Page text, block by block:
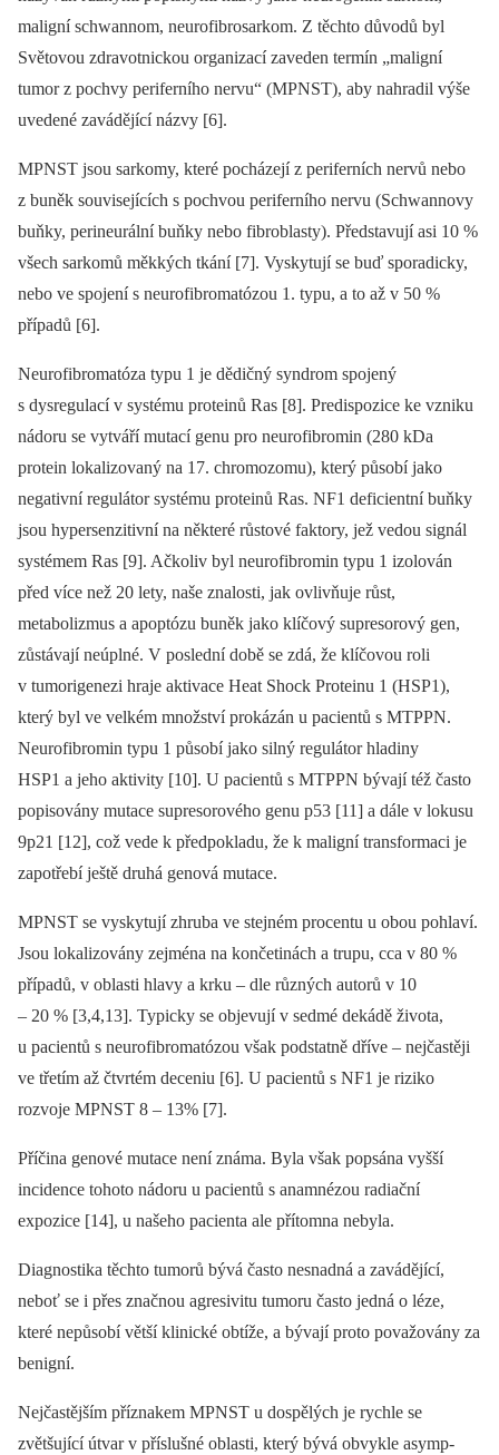
maligní schwannom, neurofibrosarkom. Z těchto důvodů byl
Světovou zdravotnickou organizací zaveden termín „maligní
tumor z pochvy periferního nervu“ (MPNST), aby nahradil výše
uvedené zavádějící názvy [6].
MPNST jsou sarkomy, které pocházejí z periferních nervů nebo
z buněk souvisejících s pochvou periferního nervu (Schwannovy
buňky, perineurální buňky nebo fibroblasty). Představují asi 10 %
všech sarkomů měkkých tkání [7]. Vyskytují se buď sporadicky,
nebo ve spojení s neurofibromatózou 1. typu, a to až v 50 %
případů [6].
Neurofibromatóza typu 1 je dědičný syndrom spojený
s dysregulací v systému proteinů Ras [8]. Predispozice ke vzniku
nádoru se vytváří mutací genu pro neurofibromin (280 kDa
protein lokalizovaný na 17. chromozomu), který působí jako
negativní regulátor systému proteinů Ras. NF1 deficientní buňky
jsou hypersenzitivní na ně­kte­ré růstové faktory, jež vedou signál
systémem Ras [9]. Ačkoliv byl neurofibromin typu 1 izolován
před více než 20 lety, naše znalosti, jak ovlivňuje růst,
metabolizmus a apoptózu buněk jako klíčový supresorový gen,
zůstávají neúplné. V poslední době se zdá, že klíčovou roli
v tumorigenezi hraje aktivace Heat Shock Proteinu 1 (HSP1),
který byl ve velkém množství prokázán u pacientů s MTPPN.
Neurofibromin typu 1 působí jako silný regulátor hladiny
HSP1 a jeho aktivity [10]. U pacientů s MTPPN bývají též často
popisovány mutace supresorového genu p53 [11] a dále v lokusu
9p21 [12], což vede k předpokladu, že k maligní transformaci je
zapotřebí ještě druhá genová mutace.
MPNST se vyskytují zhruba ve stejném procentu u obou pohlaví.
Jsou lokalizovány zejména na končetinách a trupu, cca v 80 %
případů, v oblasti hlavy a krku –⁠ dle různých autorů v 10
–⁠ 20 % [3,4,13]. Typicky se objevují v sedmé dekádě života,
u pacientů s neurofibromatózou však podstatně dříve –⁠ nejčastěji
ve třetím až čtvrtém deceniu [6]. U pacientů s NF1 je riziko
rozvoje MPNST 8 –⁠ 13% [7].
Příčina genové mutace není známa. Byla však popsána vyšší
incidence tohoto nádoru u pacientů s anamnézou radiační
expozice [14], u našeho pacienta ale přítomna nebyla.
Dia­gnostika těchto tumorů bývá často nesnadná a zavádějící,
neboť se i přes značnou agresivitu tumoru často jedná o léze,
které nepůsobí větší klinické obtíže, a bývají proto považovány za
benigní.
Nejčastějším příznakem MPNST u dospělých je rychle se
zvětšující útvar v příslušné oblasti, který bývá obvykle asymp­